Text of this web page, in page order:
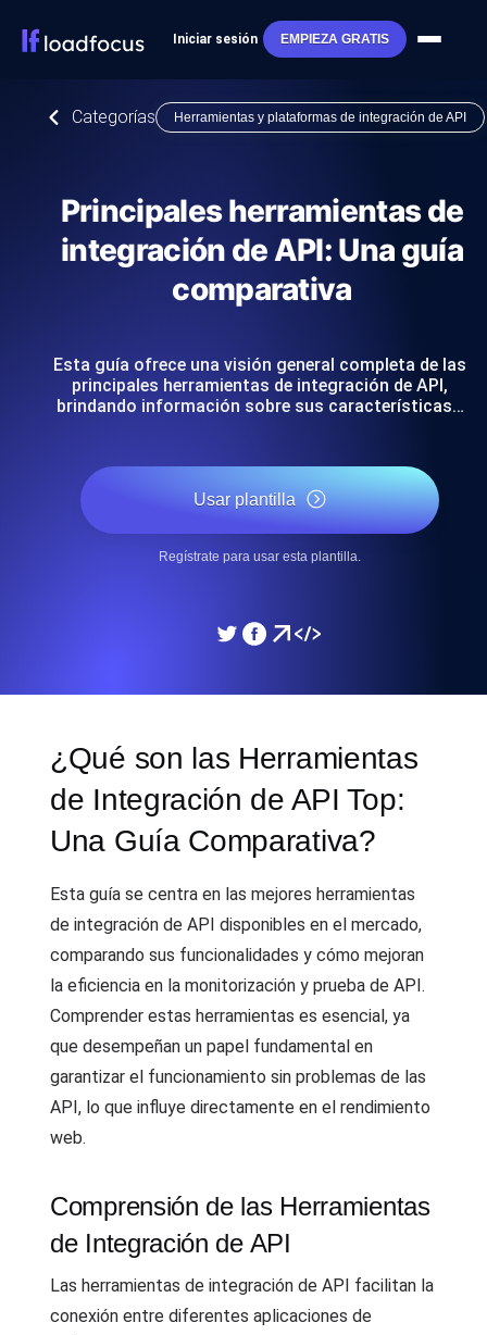
Iniciar sesión EMPIEZA GRATIS
Categorías Herramientas y plataformas de integración de API
Principales herramientas de
integración de API: Una guía
comparativa
Esta guía ofrece una visión general completa de las
principales herramientas de integración de API,
brindando información sobre sus características…
Usar plantilla
Regístrate para usar esta plantilla.
¿Qué son las Herramientas
de Integración de API Top:
Una Guía Comparativa?
Esta guía se centra en las mejores herramientas
de integración de API disponibles en el mercado,
comparando sus funcionalidades y cómo mejoran
la eficiencia en la monitorización y prueba de API.
Comprender estas herramientas es esencial, ya
que desempeñan un papel fundamental en
garantizar el funcionamiento sin problemas de las
API, lo que influye directamente en el rendimiento
web.
Comprensión de las Herramientas
de Integración de API
Las herramientas de integración de API facilitan la
conexión entre diferentes aplicaciones de